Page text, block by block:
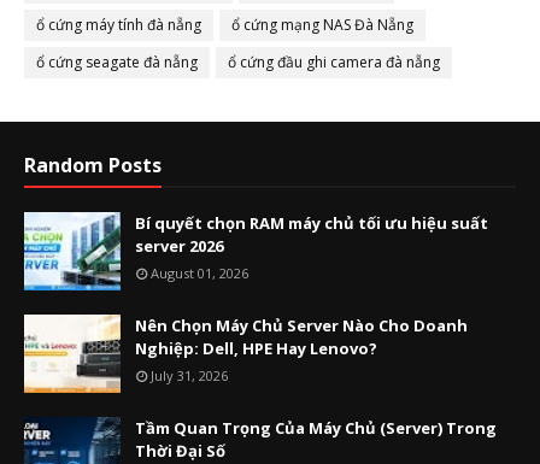
ổ cứng máy tính đà nẵng
ổ cứng mạng NAS Đà Nẵng
ổ cứng seagate đà nẵng
ổ cứng đầu ghi camera đà nẵng
Random Posts
Bí quyết chọn RAM máy chủ tối ưu hiệu suất
server 2026
August 01, 2026
Nên Chọn Máy Chủ Server Nào Cho Doanh
Nghiệp: Dell, HPE Hay Lenovo?
July 31, 2026
Tầm Quan Trọng Của Máy Chủ (Server) Trong
Thời Đại Số